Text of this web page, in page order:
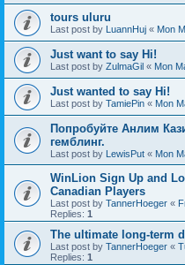
tours uluru
Last post by LuannHuj « Mon
Just want to say Hi!
Last post by ZulmaGil « Mon
Just wanted to say Hi!
Last post by TamiePin « Mon
Попробуйте Анлим
гемблинг.
Last post by LewisPut « Mon
WinLion Sign Up and
Canadian Players
Last post by TannerHoeger «
Replies: 1
The ultimate long-term
Last post by TannerHoeger «
Replies: 1